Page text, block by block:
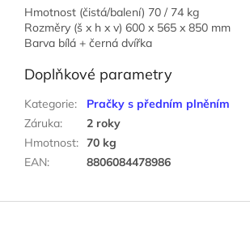
Hmotnost (čistá/balení) 70 / 74 kg
Rozměry (š x h x v) 600 x 565 x 850 mm
Barva bílá + černá dvířka
Doplňkové parametry
Kategorie:
Pračky s předním plněním
Záruka:
2 roky
Hmotnost: 70 kg
EAN: 8806084478986
Z